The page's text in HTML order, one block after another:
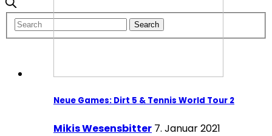
Neue Games: Dirt 5 & Tennis World Tour 2
Mikis Wesensbitter 7. Januar 2021